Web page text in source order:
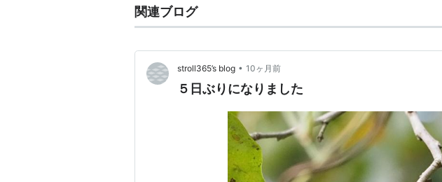
関連ブログ
stroll365’s blog • 10ヶ月前
５日ぶりになりました